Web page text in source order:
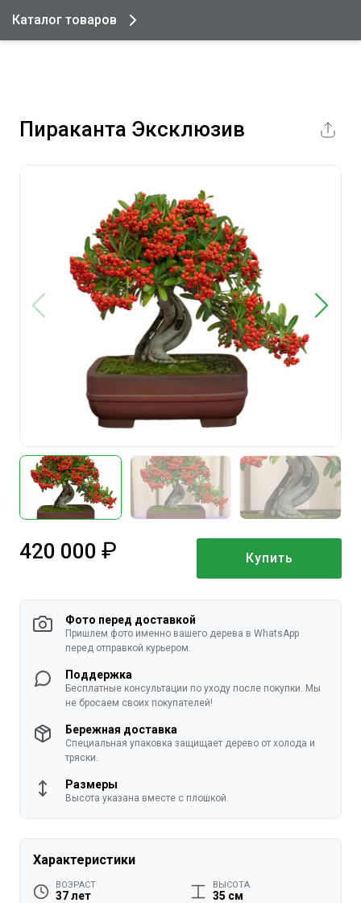
Каталог товаров
Пираканта Эксклюзив
420 000 Купить
Фото перед доставкой
Пришлем фото именно вашего дерева в WhatsApp
перед отправкой курьером.
Поддержка
Бесплатные консультации по уходу после покупки. Мы
не бросаем своих покупателей!
Бережная доставка
Специальная упаковка защищает дерево от холода и
тряски.
Размеры
Высота указана вместе с плошкой.
Характеристики
ВОЗРАСТ
37 лет
ВЫСОТА
35 см